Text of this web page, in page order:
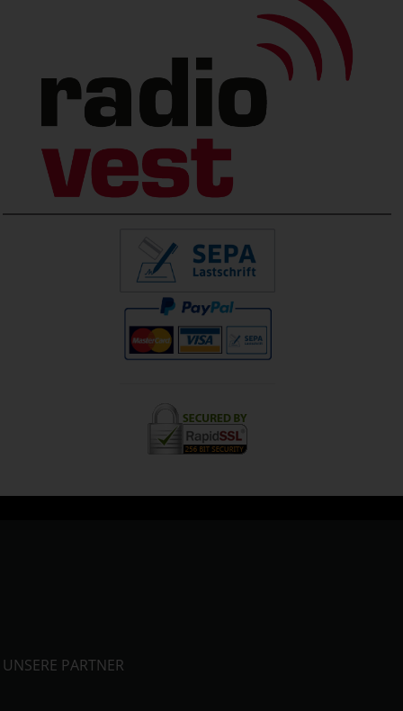
UNSERE PARTNER